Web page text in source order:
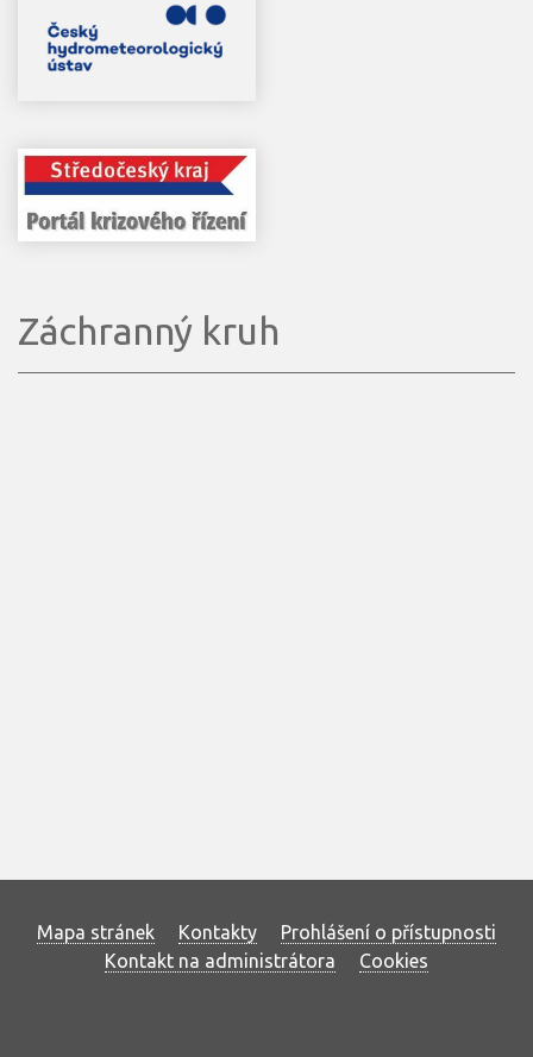
Záchranný kruh
Mapa stránek Kontakty
Prohlášení o přístupnosti
Kontakt na administrátora
Cookies